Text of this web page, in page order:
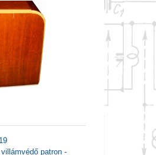
patron -